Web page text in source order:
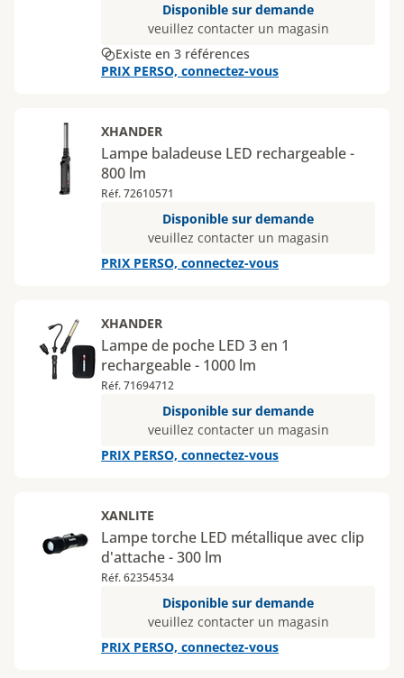
Disponible sur demande
veuillez contacter un magasin
Existe en 3 références
PRIX PERSO, connectez-vous
XHANDER
Lampe baladeuse LED rechargeable -
800 lm
Réf. 72610571
Disponible sur demande
veuillez contacter un magasin
PRIX PERSO, connectez-vous
XHANDER
Lampe de poche LED 3 en 1
rechargeable - 1000 lm
Réf. 71694712
Disponible sur demande
veuillez contacter un magasin
PRIX PERSO, connectez-vous
XANLITE
Lampe torche LED métallique avec clip
d'attache - 300 lm
Réf. 62354534
Disponible sur demande
veuillez contacter un magasin
PRIX PERSO, connectez-vous